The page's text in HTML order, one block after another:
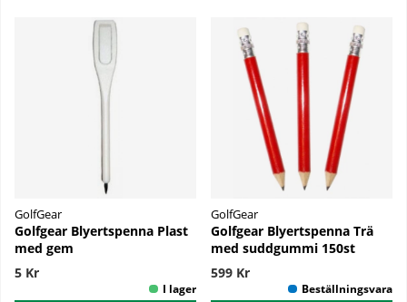
GolfGear
Golfgear Blyertspenna Plast
med gem
5 Kr
GolfGear
Golfgear Blyertspenna Trä
med suddgummi 150st
599 Kr